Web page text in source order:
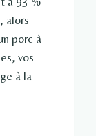
alors
porc à
vos
à la